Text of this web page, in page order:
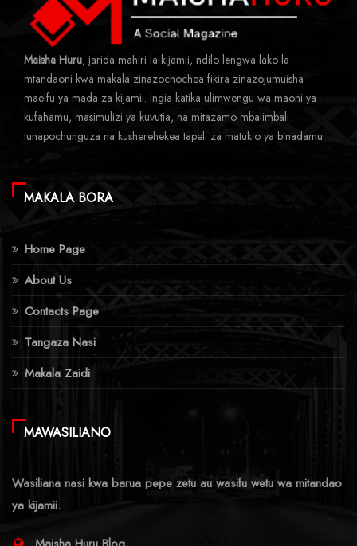
Maisha Huru, jarida mahiri la kijamii, ndilo lengwa lako la
mtandaoni kwa makala zinazochochea fikira zinazojumuisha
maelfu ya mada za kijamii. Ingia katika ulimwengu wa maoni ya
kufahamu, masimulizi ya kuvutia, na mitazamo mbalimbali
tunapochunguza na kusherehekea tapeli za matukio ya binadamu.
MAKALA BORA
Home Page
About Us
Contacts Page
Tangaza Nasi
Makala Zaidi
MAWASILIANO
Wasiliana nasi kwa barua pepe zetu au wasifu wetu wa mitandao
ya kijamii.